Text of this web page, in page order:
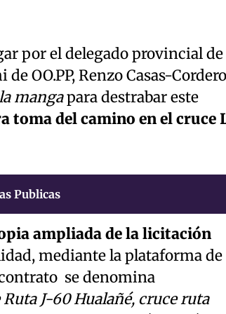
por el delegado provincial de
OO.PP, Renzo Casas-
mangapara destrabar este
toma del camino en el cruce
Publicas
ampliada de la licitación
mediante la plataforma de
se denomina
J-60 Hualañé, cruce ruta